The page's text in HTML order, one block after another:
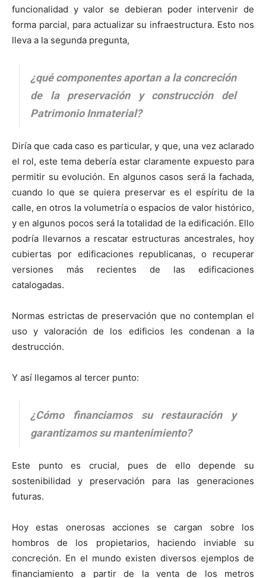
funcionalidad y valor se debieran poder intervenir de
forma parcial, para actualizar su infraestructura. Esto nos
lleva a la segunda pregunta,
¿qué componentes aportan a la concreción
de la preservación y construcción del
Patrimonio Inmaterial?
Diría que cada caso es particular, y que, una vez aclarado
el rol, este tema debería estar claramente expuesto para
permitir su evolución. En algunos casos será la fachada,
cuando lo que se quiera preservar es el espíritu de la
calle, en otros la volumetría o espacios de valor histórico,
y en algunos pocos será la totalidad de la edificación. Ello
podría llevarnos a rescatar estructuras ancestrales, hoy
cubiertas por edificaciones republicanas, o recuperar
versiones más recientes de las edificaciones
catalogadas.
Normas estrictas de preservación que no contemplan el
uso y valoración de los edificios les condenan a la
destrucción.
Y así llegamos al tercer punto:
¿Cómo financiamos su restauración y
garantizamos su mantenimiento?
Este punto es crucial, pues de ello depende su
sostenibilidad y preservación para las generaciones
futuras.
Hoy estas onerosas acciones se cargan sobre los
hombros de los propietarios, haciendo inviable su
concreción. En el mundo existen diversos ejemplos de
financiamiento a partir de la venta de los metros